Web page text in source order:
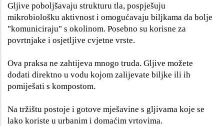
Gljive poboljšavaju strukturu tla, pospješuju
mikrobiološku aktivnost i omogućavaju biljkama da bolje
"komuniciraju" s okolinom. Posebno su korisne za
povrtnjake i osjetljive cvjetne vrste.
Ova praksa ne zahtijeva mnogo truda. Gljive možete
dodati direktno u vodu kojom zalijevate biljke ili ih
pomiješati s kompostom.
Na tržištu postoje i gotove mješavine s gljivama koje se
lako koriste u urbanim i domaćim vrtovima.